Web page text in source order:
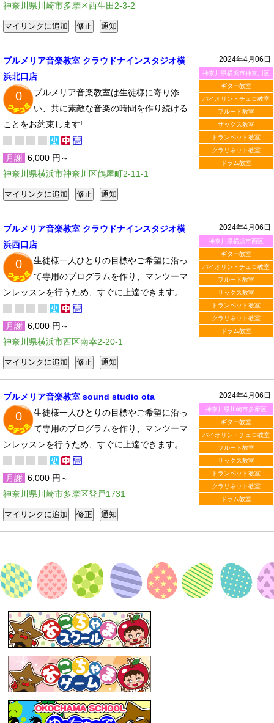
神奈川県川崎市多摩区西生田2-3-2
2024年4月06日
神奈川県横浜市神奈川区
ギター教室
バイオリン・チェロ教室
フルート教室
サックス教室
トランペット教室
クラリネット教室
ドラム教室
プルメリア音楽教室 クラウドナインスタジオ横
浜北口店
0
プルメリア音楽教室は生徒様に寄り添
い、共に素敵な音楽の時間を作り続ける
ことをお約束します!
月謝 6,000 円～
神奈川県横浜市神奈川区鶴屋町2-11-1
2024年4月06日
神奈川県横浜市西区
ギター教室
バイオリン・チェロ教室
フルート教室
サックス教室
トランペット教室
クラリネット教室
ドラム教室
プルメリア音楽教室 クラウドナインスタジオ横
浜西口店
0
生徒様一人ひとりの目標やご希望に沿っ
て専用のプログラムを作り、マンツーマ
ンレッスンを行うため、すぐに上達できます。
月謝 6,000 円～
神奈川県横浜市西区南幸2-20-1
2024年4月06日
神奈川県川崎市多摩区
ギター教室
バイオリン・チェロ教室
フルート教室
サックス教室
トランペット教室
クラリネット教室
ドラム教室
プルメリア音楽教室 sound studio ota
0
生徒様一人ひとりの目標やご希望に沿っ
て専用のプログラムを作り、マンツーマ
ンレッスンを行うため、すぐに上達できます。
月謝 6,000 円～
神奈川県川崎市多摩区登戸1731